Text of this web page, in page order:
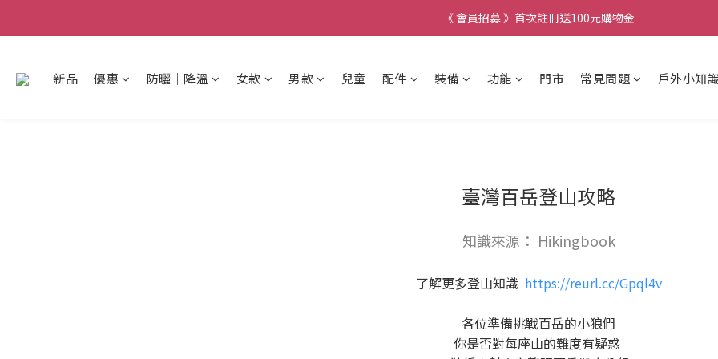
《 會員招募 》首次註冊送100元購物金
新品 優惠 防曬│降溫 女款 男款 兒童 配件 裝備 功能 門市 常見問題 戶外小知
臺灣百岳登山攻略
知識來源： Hikingbook
了解更多登山知識 https://reurl.cc/Gpql4v
各位準備挑戰百岳的小狼們
你是否對每座山的難度有疑惑